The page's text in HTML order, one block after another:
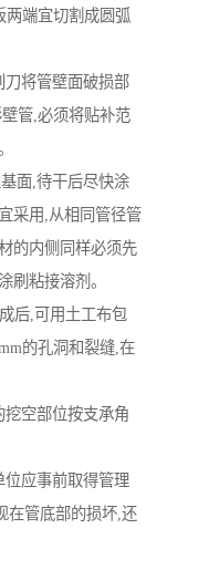
两端宜切割成圆弧
刀将管壁面破损部
管,必须将贴补范
面,待干后尽快涂
采用,从相同管径管
的内侧同样必须先
刷粘接溶剂。
后,可用土工布包
的孔洞和裂缝,在
空部位按支承角
位应事前取得管理
在管底部的损坏,还